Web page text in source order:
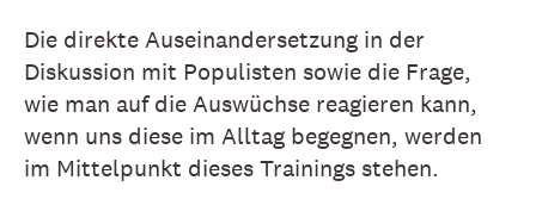
Die direkte Auseinandersetzung in der
Diskussion mit Populisten sowie die Frage,
wie man auf die Auswüchse reagieren kann,
wenn uns diese im Alltag begegnen, werden
im Mittelpunkt dieses Trainings stehen.